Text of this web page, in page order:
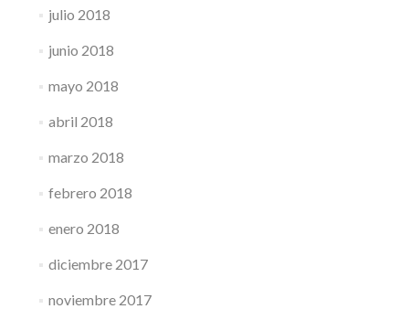
julio 2018
junio 2018
mayo 2018
abril 2018
marzo 2018
febrero 2018
enero 2018
diciembre 2017
noviembre 2017